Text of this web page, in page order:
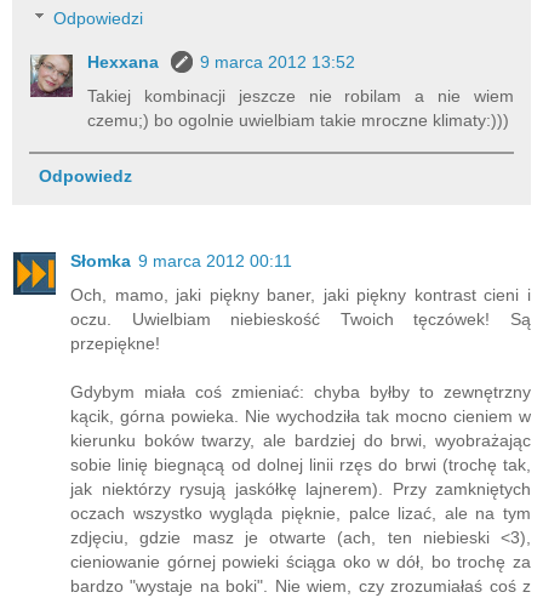
Odpowiedzi
Hexxana
9 marca 2012 13:52
Takiej kombinacji jeszcze nie robilam a nie wiem
czemu;) bo ogolnie uwielbiam takie mroczne klimaty:)))
Odpowiedz
Słomka 9 marca 2012 00:11
Och, mamo, jaki piękny baner, jaki piękny kontrast cieni i
oczu. Uwielbiam niebieskość Twoich tęczówek! Są
przepiękne!
Gdybym miała coś zmieniać: chyba byłby to zewnętrzny
kącik, górna powieka. Nie wychodziła tak mocno cieniem w
kierunku boków twarzy, ale bardziej do brwi, wyobrażając
sobie linię biegnącą od dolnej linii rzęs do brwi (trochę tak,
jak niektórzy rysują jaskółkę lajnerem). Przy zamkniętych
oczach wszystko wygląda pięknie, palce lizać, ale na tym
zdjęciu, gdzie masz je otwarte (ach, ten niebieski <3),
cieniowanie górnej powieki ściąga oko w dół, bo trochę za
bardzo "wystaje na boki". Nie wiem, czy zrozumiałaś coś z